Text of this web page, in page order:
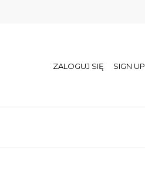
ZALOGUJ SIĘ SIGN UP